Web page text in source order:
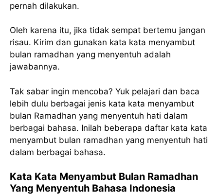
pernah dilakukan.
Oleh karena itu, jika tidak sempat bertemu jangan
risau. Kirim dan gunakan kata kata menyambut
bulan ramadhan yang menyentuh adalah
jawabannya.
Tak sabar ingin mencoba? Yuk pelajari dan baca
lebih dulu berbagai jenis kata kata menyambut
bulan Ramadhan yang menyentuh hati dalam
berbagai bahasa. Inilah beberapa daftar kata kata
menyambut bulan ramadhan yang menyentuh hati
dalam berbagai bahasa.
Kata Kata Menyambut Bulan Ramadhan
Yang Menyentuh Bahasa Indonesia